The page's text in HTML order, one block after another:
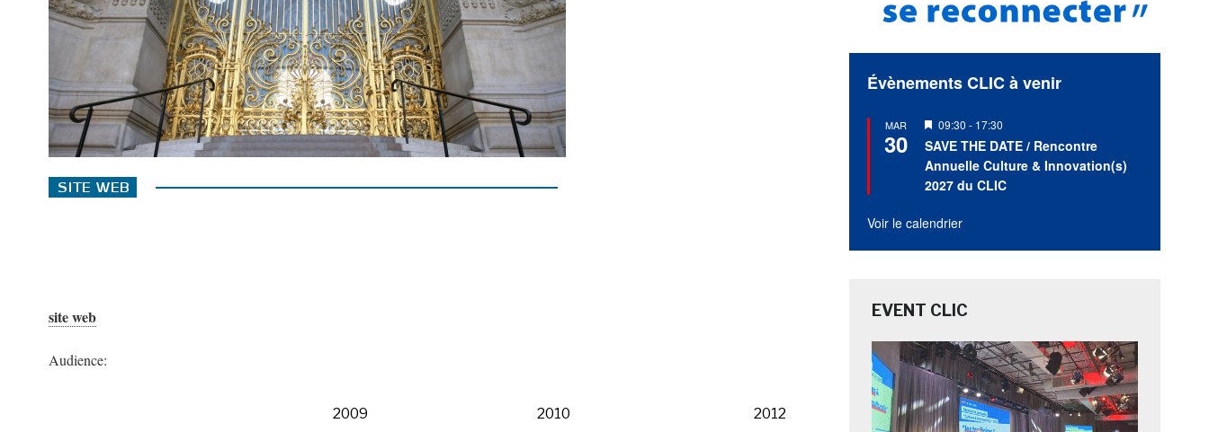
site web
Audience:
2009 2010 2012
Évènements CLIC à venir
MAR
30
Mis
en
avant
09:30 - 17:30
SAVE THE DATE / Rencontre
Annuelle Culture & Innovation(s)
2027 du CLIC
Voir le calendrier
EVENT CLIC